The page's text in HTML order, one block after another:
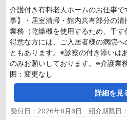
介護付き有料老人ホームのお仕事
事】・居室清掃・館内共有部分の
業務（乾燥機を使用するため、干
得意な方には、ご入居者様の病院へ
ともあります。※診察の付き添いは
のみお願いしております。※介護業
囲：変更なし
詳細を見
受付日：2026年8月6日 紹介期限日